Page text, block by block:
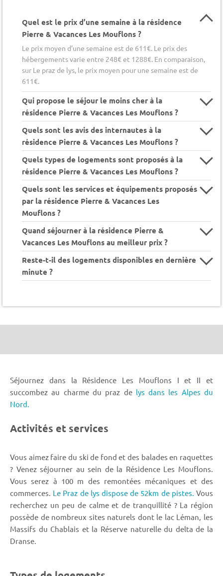
Quel est le prix d’une semaine à la résidence
Pierre & Vacances Les Mouflons ?
Le prix moyen d’une semaine est de 611€. Le prix des
hébergements varie entre 248€ et 1288€. En comparaison,
sur Le praz de lys, le prix moyen pour une semaine est de
611€.
Qui propose le séjour le moins cher à la
résidence Pierre & Vacances Les Mouflons ?
Quels sont les avis des internautes à la
résidence Pierre & Vacances Les Mouflons ?
Quels types de logements sont proposés à la
résidence Pierre & Vacances Les Mouflons ?
Quels sont les services et équipements proposés
par la résidence Pierre & Vacances Les
Mouflons ?
Quand séjourner à la résidence Pierre &
Vacances Les Mouflons au meilleur prix ?
Reste-t-il des logements disponibles en dernière
minute ?
Séjournez dans la Résidence Les Mouflons I et II et
succombez au charme du praz de lys dans les Alpes du
Nord.
Activités et services
Vous aimez faire du ski de fond et des balades en raquettes
? Venez séjourner au sein de la Résidence Les Mouflons.
Vous serez à 100 m des remontées mécaniques et des
commerces. Le Praz de lys dispose de 52km de pistes. Vous
recherchez un peu de calme et de tranquillité ? La région
possède de nombreux sites naturels dont le lac Léman, les
Massifs du Chablais et la Réserve naturelle du delta de la
Dranse.